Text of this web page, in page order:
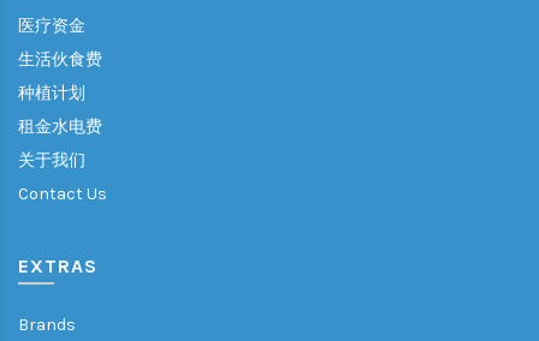
医疗资金
生活伙食费
种植计划
租金水电费
关于我们
Contact Us
EXTRAS
Brands